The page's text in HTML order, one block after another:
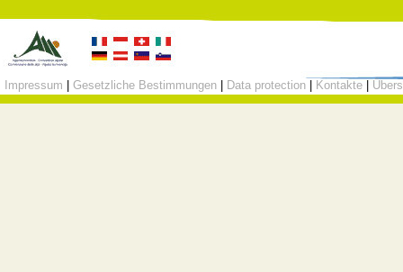
Impressum Gesetzliche Bestimmungen Data protection Kontakte